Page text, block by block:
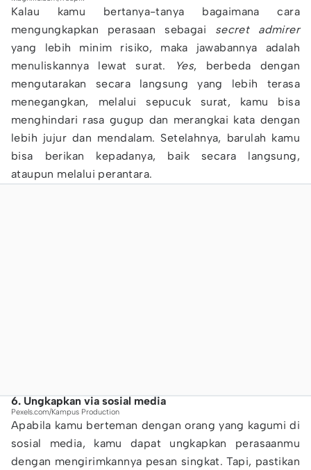
Kalau kamu bertanya-tanya bagaimana cara
mengungkapkan perasaan sebagai secret admirer
yang lebih minim risiko, maka jawabannya adalah
menuliskannya lewat surat.
Yes, berbeda dengan
mengutarakan secara langsung yang lebih terasa
menegangkan, melalui sepucuk surat, kamu bisa
menghindari rasa gugup dan merangkai kata dengan
lebih jujur dan mendalam. Setelahnya, barulah kamu
bisa berikan kepadanya, baik secara langsung,
ataupun melalui perantara.
6. Ungkapkan via sosial media
Pexels.com/Kampus Production
Apabila kamu berteman dengan orang yang kagumi di
sosial media, kamu dapat ungkapkan perasaanmu
dengan mengirimkannya pesan singkat. Tapi, pastikan